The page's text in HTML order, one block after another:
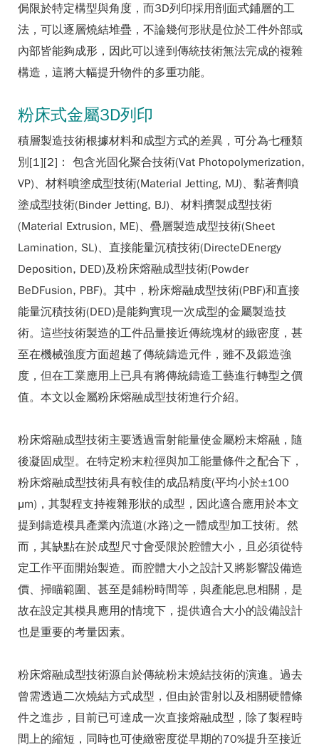
侷限於特定構型與角度，而3D列印採用剖面式鋪層的工
法，可以逐層燒結堆疊，不論幾何形狀是位於工件外部或
內部皆能夠成形，因此可以達到傳統技術無法完成的複雜
構造，這將大幅提升物件的多重功能。
粉床式金屬3D列印
積層製造技術根據材料和成型方式的差異，可分為七種類
別[1][2]： 包含光固化聚合技術(Vat Photopolymerization,
VP)、材料噴塗成型技術(Material Jetting, MJ)、黏著劑噴
塗成型技術(Binder Jetting, BJ)、材料擠製成型技術
(Material Extrusion, ME)、疊層製造成型技術(Sheet
Lamination, SL)、直接能量沉積技術(DirecteDEnergy
Deposition, DED)及粉床熔融成型技術(Powder
BeDFusion, PBF)。其中，粉床熔融成型技術(PBF)和直接
能量沉積技術(DED)是能夠實現一次成型的金屬製造技
術。這些技術製造的工件品量接近傳統塊材的緻密度，甚
至在機械強度方面超越了傳統鑄造元件，雖不及鍛造強
度，但在工業應用上已具有將傳統鑄造工藝進行轉型之價
值。本文以金屬粉床熔融成型技術進行介紹。
粉床熔融成型技術主要透過雷射能量使金屬粉末熔融，隨
後凝固成型。在特定粉末粒徑與加工能量條件之配合下，
粉床熔融成型技術具有較佳的成品精度(平均小於±100
μm)，其製程支持複雜形狀的成型，因此適合應用於本文
提到鑄造模具產業內流道(水路)之一體成型加工技術。然
而，其缺點在於成型尺寸會受限於腔體大小，且必須從特
定工作平面開始製造。而腔體大小之設計又將影響設備造
價、掃瞄範圍、甚至是鋪粉時間等，與產能息息相關，是
故在設定其模具應用的情境下，提供適合大小的設備設計
也是重要的考量因素。
粉床熔融成型技術源自於傳統粉末燒結技術的演進。過去
曾需透過二次燒結方式成型，但由於雷射以及相關硬體條
件之進步，目前已可達成一次直接熔融成型，除了製程時
間上的縮短，同時也可使緻密度從早期的70%提升至接近